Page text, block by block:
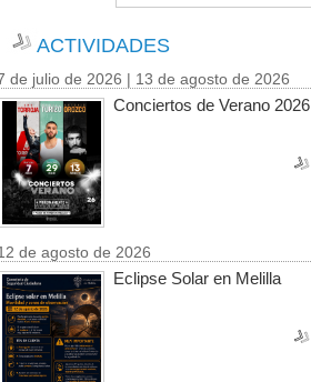
ACTIVIDADES
de julio de 2026 | 13 de agosto de 2026
Conciertos de Verano 2026
de agosto de 2026
Eclipse Solar en Melilla